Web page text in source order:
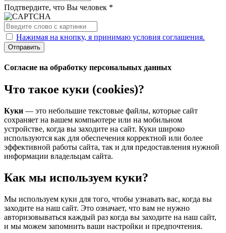
Подтвердите, что Вы человек *
Нажимая на кнопку, я принимаю условия соглашения.
Отправить
Согласие на обработку персональных данных
Что такое куки (cookies)?
Куки — это небольшие текстовые файлы, которые сайт
сохраняет на вашем компьютере или на мобильном
устройстве, когда вы заходите на сайт. Куки широко
используются как для обеспечения корректной или более
эффективной работы сайта, так и для предоставления нужной
информации владельцам сайта.
Как мы используем куки?
Мы используем куки для того, чтобы узнавать вас, когда вы
заходите на наш сайт. Это означает, что вам не нужно
авторизовываться каждый раз когда вы заходите на наш сайт,
и мы можем запомнить ваши настройки и предпочтения.